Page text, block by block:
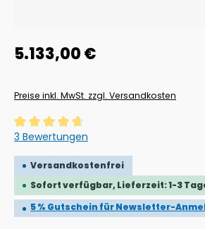
Regulärer Preis:
5.133,00 €
Preise inkl. MwSt. zzgl. Versandkosten
Durchschnittliche Bewertung von 4.67
3 Bewertungen
Versandkostenfrei
Sofort verfügbar, Lieferzeit: 1-3
5 % Gutschein für Newsletter-